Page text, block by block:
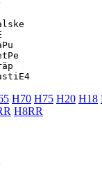
Kalske
H70 H75 H20 H18
H8RR